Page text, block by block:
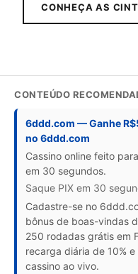
CONHEÇA AS
CONTEÚDO
6ddd.com — Ganhe
no 6ddd.com
Cassino online feito
em 30 segundos.
Saque PIX em 30
Cadastre-se no
bônus de boas-vindas
250 rodadas grátis em
recarga diária de 10%
cassino ao vivo.